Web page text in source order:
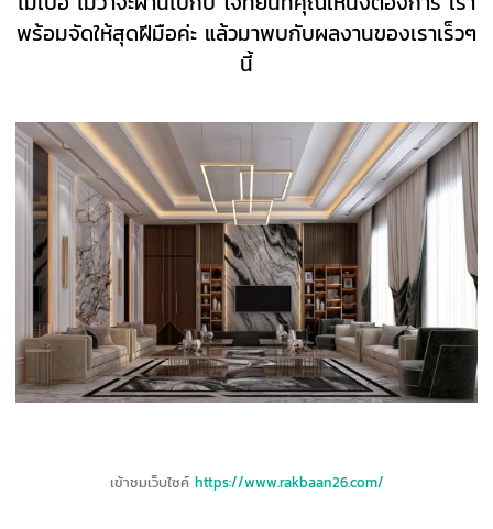
พร้อมจัดให้สุดฝีมือค่ะ แล้วมาพบกับผลงานของเราเร็วๆ
นี้
เข้าชมเว็บไซค์ https://www.rakbaan26.com/